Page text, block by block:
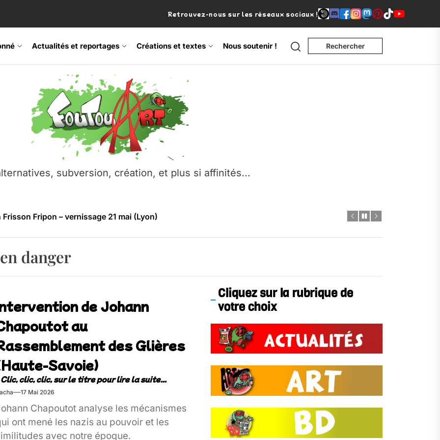
Retrouvez-nous sur les réseaux sociaux !
Actualités et reportages Créations et textes Nous soutenir ! Search Rechercher
subversion, création, et plus si affinités...
Frisson Fripon – vernissage 21 mai (Lyon)
Festival – Samedi 18 juillet (Vaulx-en-Velin)
– Ŝtono, un livre réalisé par Michaël Moretti & Pierre Lacôte
contre l’A412 à l’Établi (Haute-Savoie)
Fripon – vernissage 21 mai (Lyon)
Festival – Samedi 18 juillet (Vaulx-en-Velin)
danger
de Johann
au
des Glières
Savoie)
17 Mai 2026
Chapoutot analyse les mécanismes
ont mené les nazis au pouvoir et les
avec notre époque.
Cliquez sur la rubrique de
votre choix